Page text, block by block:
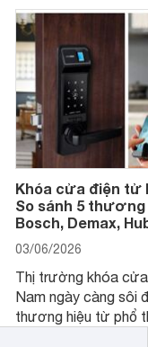
Khóa cửa điện tử
So sánh 5 thương
Bosch, Demax,
03/06/2026
Thị trường khóa
Nam ngày càng sôi
thương hiệu từ phổ